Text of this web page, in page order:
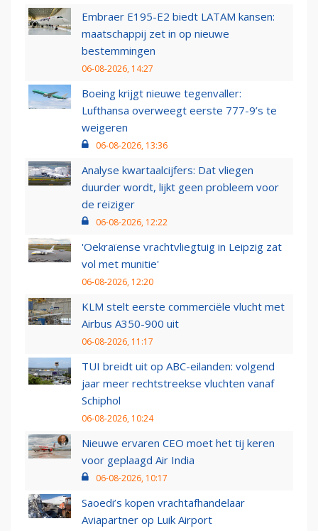
Embraer E195-E2 biedt LATAM kansen:
maatschappij zet in op nieuwe
bestemmingen
06-08-2026, 14:27
Boeing krijgt nieuwe tegenvaller:
Lufthansa overweegt eerste 777-9’s te
weigeren
06-08-2026, 13:36
Analyse kwartaalcijfers: Dat vliegen
duurder wordt, lijkt geen probleem voor
de reiziger
06-08-2026, 12:22
'Oekraïense vrachtvliegtuig in Leipzig zat
vol met munitie'
06-08-2026, 12:20
KLM stelt eerste commerciële vlucht met
Airbus A350-900 uit
06-08-2026, 11:17
TUI breidt uit op ABC-eilanden: volgend
jaar meer rechtstreekse vluchten vanaf
Schiphol
06-08-2026, 10:24
Nieuwe ervaren CEO moet het tij keren
voor geplaagd Air India
06-08-2026, 10:17
Saoedi’s kopen vrachtafhandelaar
Aviapartner op Luik Airport